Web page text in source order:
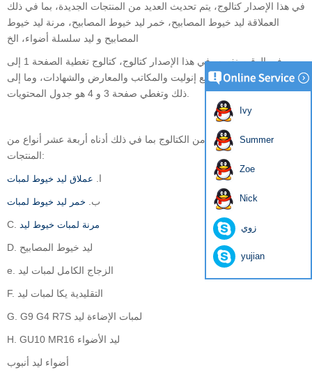
في هذا الإصدار كتالوج، يتم تحديث العديد من المنتجات الجديدة، بما في ذلك
العملاقة ليد خيوط المصابيح، خمر ليد خيوط المصابيح، مرنة ليد خيوط
المصابيح و ليد سلسلة أضواء، الخ
وفي الوقت نفسه، في هذا الإصدار كتالوج، كتالوج تغطية الصفحة 1 إلى
الصفحة 2 هو إدخال مصنع إنوليت والمكاتب والمعارض والشهادات، وما إلى
الجسم الرئيسي من الكتالوج بما في ذلك أدناه أربعة عشر أنواع من
المنتجات:
ا. عملاق ليد خيوط لمبات
ب. خمر ليد خيوط لمبات
C. مرنة لمبات خيوط ليد
D. ليد خيوط المصابيح
e. الزجاج الكامل لمبات ليد
F. التقليدية يكا لمبات ليد
G. G9 G4 R7S لمبات الإضاءة ليد
H. GU10 MR16 ليد الأضواء
أضواء ليد أنبوب
Ivy
Summer
Zoe
Nick
زوي
yujian